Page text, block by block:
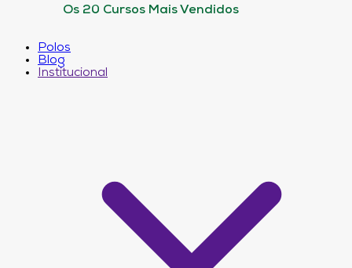
Os 20 Cursos Mais Vendidos
Polos
Blog
Institucional